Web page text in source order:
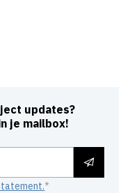
updates?
je mailbox!